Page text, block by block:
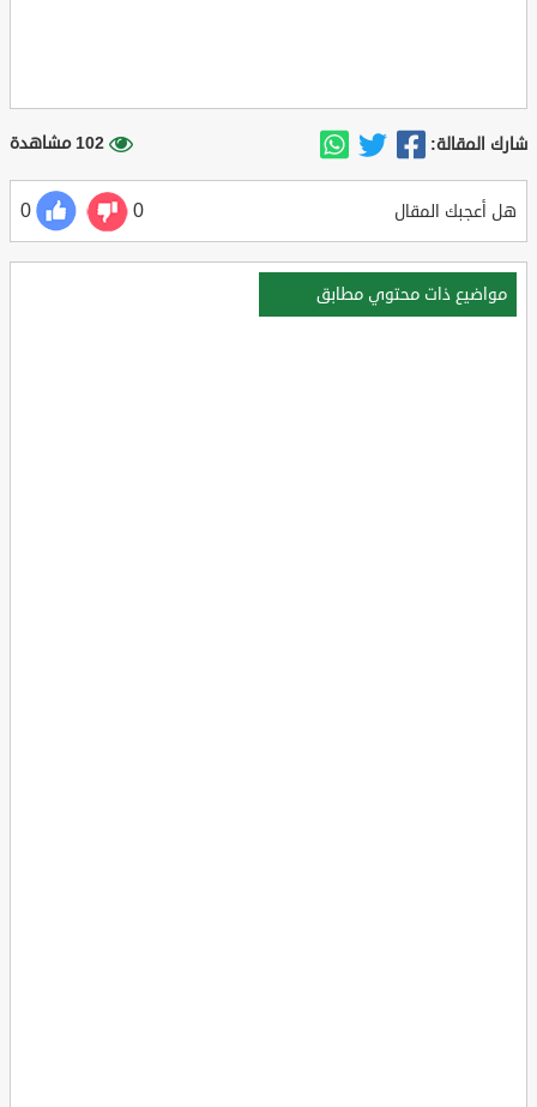
شارك المقالة: 102 مشاهدة
هل أعجبك المقال 0
0
مواضيع ذات محتوي مطابق